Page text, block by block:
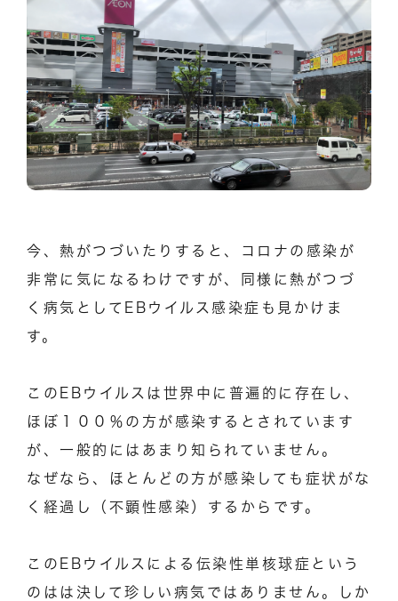
今、熱がつづいたりすると、コロナの感染が
非常に気になるわけですが、同様に熱がつづ
く病気としてEBウイルス感染症も見かけま
す。
このEBウイルスは世界中に普遍的に存在し、
ほぼ１００％の方が感染するとされています
が、一般的にはあまり知られていません。
なぜなら、ほとんどの方が感染しても症状がな
く経過し（不顕性感染）するからです。
このEBウイルスによる伝染性単核球症という
のはは決して珍しい病気ではありません。しか